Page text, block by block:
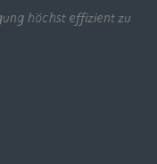
höchst effizient zu